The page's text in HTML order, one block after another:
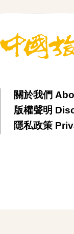
關於我們
版權聲明
隱私政策